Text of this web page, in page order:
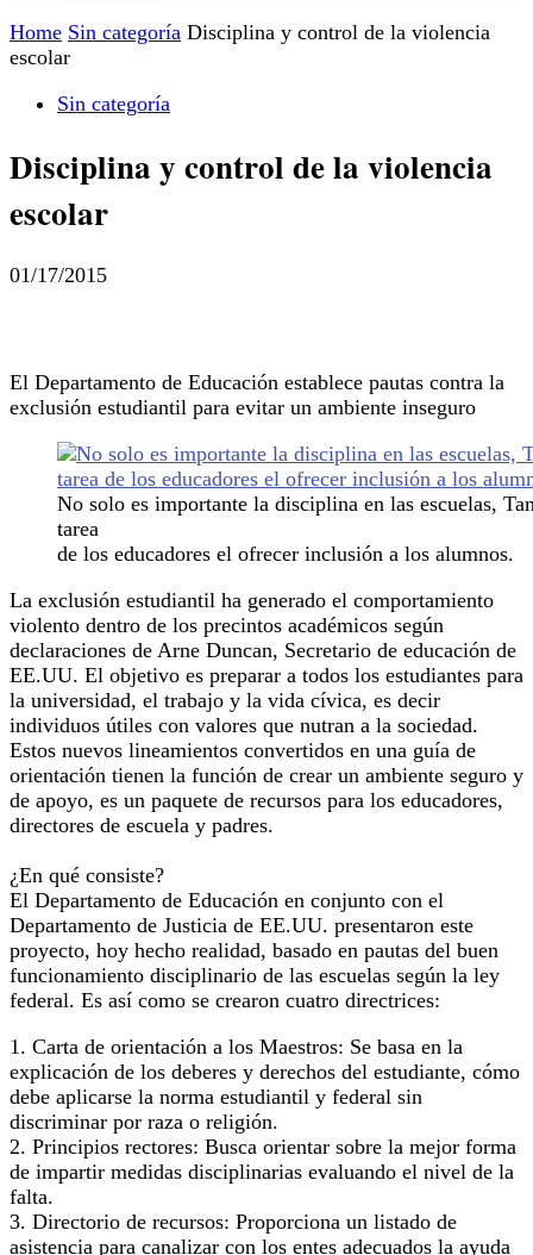
Home Sin categoría Disciplina y control de la violencia
escolar
Sin categoría
Disciplina y control de la violencia
escolar
01/17/2015
El Departamento de Educación establece pautas contra la
exclusión estudiantil para evitar un ambiente inseguro
No solo es importante la disciplina en las escuelas,
tarea
de los educadores el ofrecer inclusión a los alumnos.
La exclusión estudiantil ha generado el comportamiento
violento dentro de los precintos académicos según
declaraciones de Arne Duncan, Secretario de educación de
EE.UU. El objetivo es preparar a todos los estudiantes para
la universidad, el trabajo y la vida cívica, es decir
individuos útiles con valores que nutran a la sociedad.
Estos nuevos lineamientos convertidos en una guía de
orientación tienen la función de crear un ambiente seguro y
de apoyo, es un paquete de recursos para los educadores,
directores de escuela y padres.
¿En qué consiste?
El Departamento de Educación en conjunto con el
Departamento de Justicia de EE.UU. presentaron este
proyecto, hoy hecho realidad, basado en pautas del buen
funcionamiento disciplinario de las escuelas según la ley
federal. Es así como se crearon cuatro directrices:
1. Carta de orientación a los Maestros: Se basa en la
explicación de los deberes y derechos del estudiante, cómo
debe aplicarse la norma estudiantil y federal sin
discriminar por raza o religión.
2. Principios rectores: Busca orientar sobre la mejor forma
de impartir medidas disciplinarias evaluando el nivel de la
falta.
3. Directorio de recursos: Proporciona un listado de
asistencia para canalizar con los entes adecuados la ayuda